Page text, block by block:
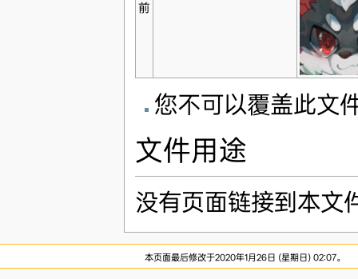
前
您不可以覆盖此文
文件用途
没有页面链接到本文
本页面最后修改于2020年1月26日 (星期日) 02:07。